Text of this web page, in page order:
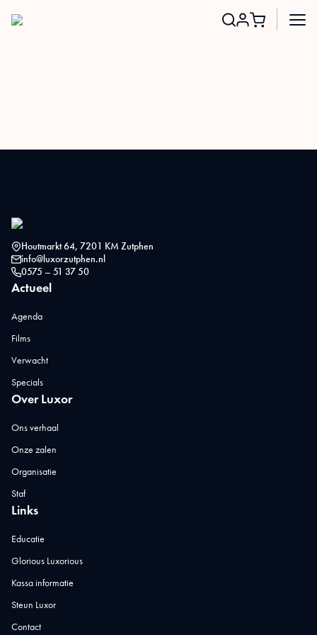
Houtmarkt 64, 7201 KM Zutphen
info@luxorzutphen.nl
0575 – 51 37 50
Actueel
Agenda
Films
Verwacht
Specials
Over Luxor
Ons verhaal
Onze zalen
Organisatie
Staf
Links
Educatie
Glorious Luxorious
Kassa informatie
Steun Luxor
Contact